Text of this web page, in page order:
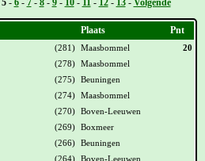
5- 6- 7- 8- 9- 10- 11- 12- 13- Volgende
Plaats Pnt
(281) Maasbommel
20
(278) Maasbommel
(275) Beuningen
(274) Maasbommel
(270) Boven-Leeuwen
(269) Boxmeer
(266) Beuningen
(264) Boven-Leeuwen